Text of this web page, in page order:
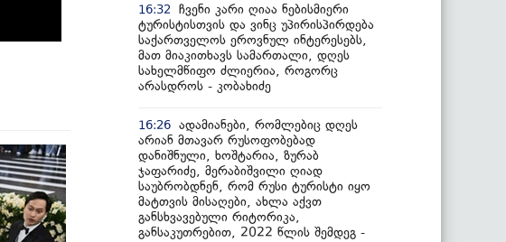
16:32
ჩვენი კარი ღიაა ნებისმიერი
ტურისტისთვის და ვინც უპირისპირდება
საქართველოს ეროვნულ ინტერესებს,
მათ მიაკითხავს სამართალი, დღეს
სახელმწიფო ძლიერია, როგორც
არასდროს - კობახიძე
16:26 ადამიანები, რომლებიც დღეს
არიან მთავარ რუსოფობებად
დანიშნული, ხოშტარია, ზურაბ
ჯაფარიძე, მერაბიშვილი ღიად
საუბრობდნენ, რომ რუსი ტურისტი იყო
მატთვის მისაღები, ახლა აქვთ
განსხვავებული რიტორიკა,
განსაკუთრებით, 2022 წლის შემდეგ -